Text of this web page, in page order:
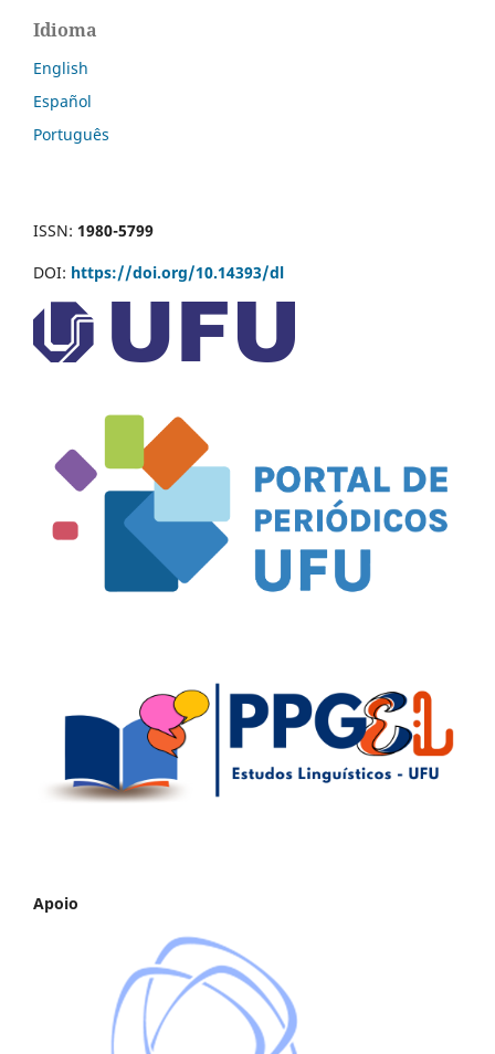
Idioma
English
Español
Português
ISSN: 1980-5799
DOI: https://doi.org/10.14393/dl
Apoio